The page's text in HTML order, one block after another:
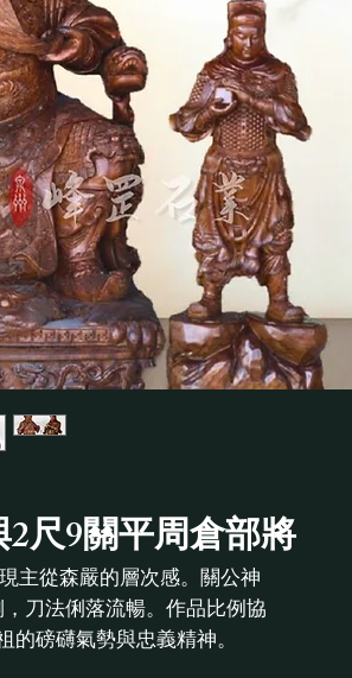
尺9關平周倉部將
主從森嚴的層次感。關公神
刀法俐落流暢。作品比例協
磅礴氣勢與忠義精神。